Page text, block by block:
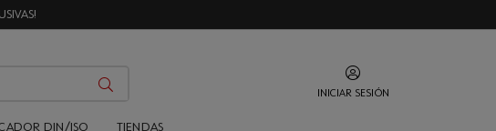
INICIAR SESIÓN
DIN/ISO TIENDAS